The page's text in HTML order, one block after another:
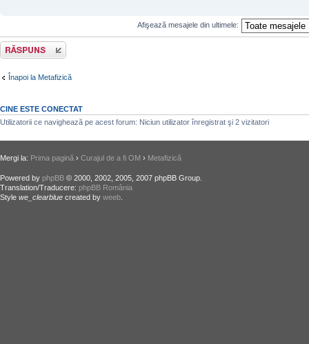
Afişează mesajele din ultimele:
Răspunde
Înapoi la Metafizică
CINE ESTE CONECTAT
Utilizatorii ce navighează pe acest forum: Niciun utilizator înregistrat şi 2 vizitatori
Mergi la: Prima pagină › Curajul de a fi OM › Metafizică
Powered by phpBB © 2000, 2002, 2005, 2007 phpBB Group.
Translation/Traducere: phpBB România
Style we_clearblue created by weeb